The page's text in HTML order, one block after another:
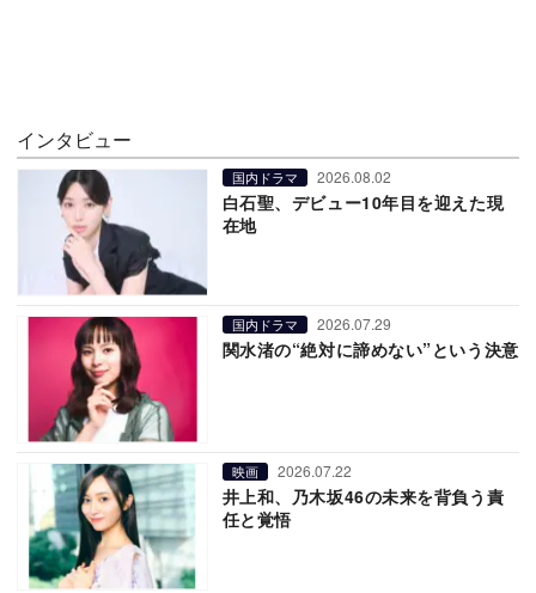
インタビュー
国内ドラマ 2026.08.02
白石聖、デビュー10年目を迎えた現
在地
国内ドラマ 2026.07.29
関水渚の“絶対に諦めない”という決意
映画 2026.07.22
井上和、乃木坂46の未来を背負う責
任と覚悟